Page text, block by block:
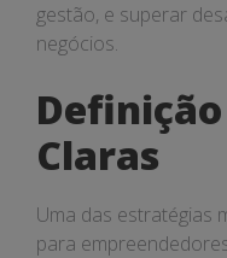
gestão, e superar
negócios.
Claras
Uma das estratégias
para